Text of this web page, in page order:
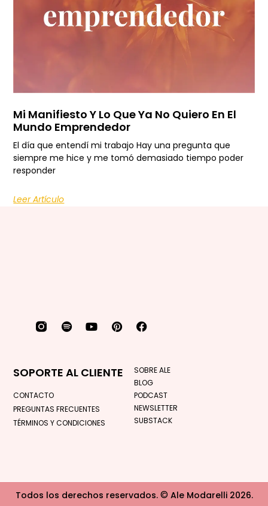
Mi Manifiesto Y Lo Que Ya No Quiero En El
Mundo Emprendedor
El día que entendí mi trabajo Hay una pregunta que
siempre me hice y me tomó demasiado tiempo poder
responder
Leer Artículo
SOBRE ALE
BLOG
PODCAST
NEWSLETTER
SUBSTACK
SOPORTE AL CLIENTE
CONTACTO
PREGUNTAS FRECUENTES
TÉRMINOS Y CONDICIONES
Todos los derechos reservados. © Ale Modarelli 2026.